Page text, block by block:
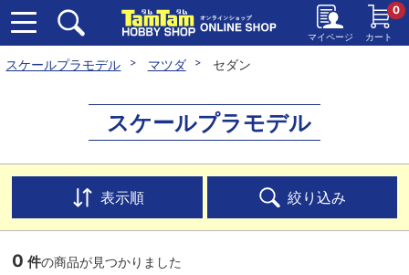
マイページ カート
0
スケールプラモデル マツダ セダン
スケールプラモデル
表示順 絞り込み
0 件の商品が見つかりました